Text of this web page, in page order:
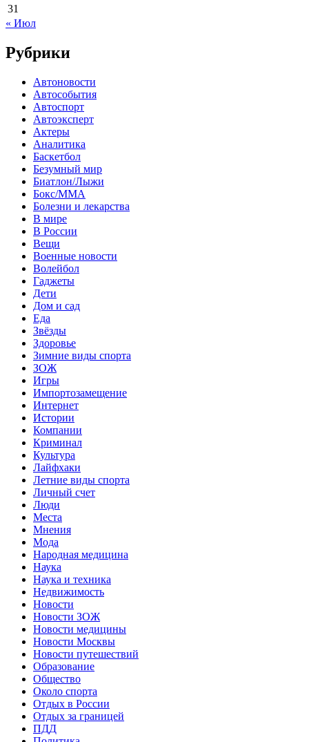
31
« Июл
Рубрики
Автоновости
Автособытия
Автоспорт
Автоэксперт
Актеры
Аналитика
Баскетбол
Безумный мир
Биатлон/Лыжи
Бокс/MMA
Болезни и лекарства
В мире
В России
Вещи
Военные новости
Волейбол
Гаджеты
Дети
Дом и сад
Еда
Звёзды
Здоровье
Зимние виды спорта
ЗОЖ
Игры
Импортозамещение
Интернет
Истории
Компании
Криминал
Культура
Лайфхаки
Летние виды спорта
Личный счет
Люди
Места
Мнения
Мода
Народная медицина
Наука
Наука и техника
Недвижимость
Новости
Новости ЗОЖ
Новости медицины
Новости Москвы
Новости путешествий
Образование
Общество
Около спорта
Отдых в России
Отдых за границей
ПДД